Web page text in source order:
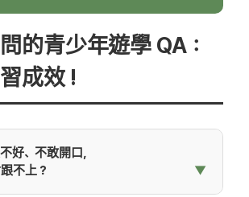
的青少年遊學 QA：
成效 !
好、不敢開口，
不上？